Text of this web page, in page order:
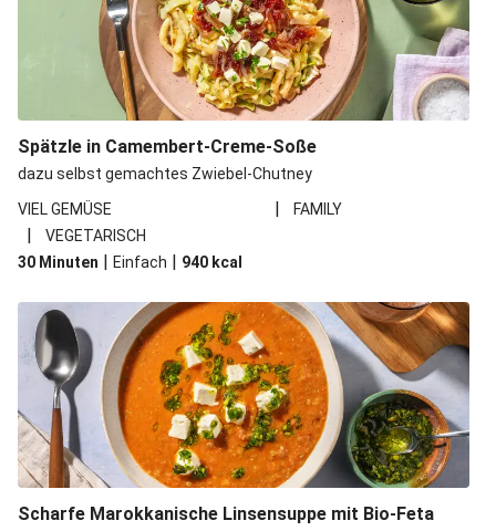
Spätzle in Camembert-Creme-Soße
dazu selbst gemachtes Zwiebel-Chutney
VIEL GEMÜSE
| FAMILY
|
VEGETARISCH
30 Minuten | Einfach | 940 kcal
Scharfe Marokkanische Linsensuppe mit Bio-Feta